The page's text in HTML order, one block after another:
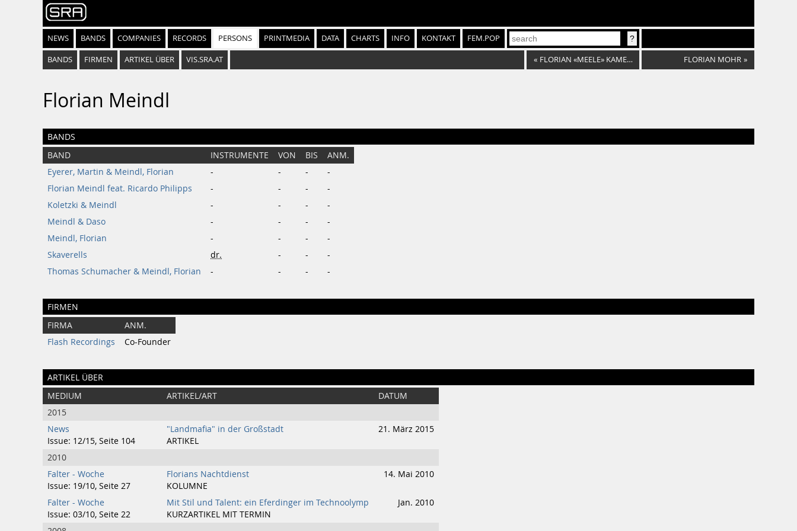
NEWS BANDS COMPANIES RECORDS PERSONS PRINTMEDIA DATA CHARTS INFO KONTAKT FEM.POP
BANDS FIRMEN ARTIKEL ÜBER VIS.SRA.AT « FLORIAN «MEELE» KAMELGER FLORIAN MOHR »
Florian Meindl
BANDS
BAND INSTRUMENTE VON BIS
ANM.
Eyerer, Martin & Meindl, Florian
- - -
-
Florian Meindl feat. Ricardo Philipps
- - -
-
Koletzki & Meindl
- - -
-
Meindl & Daso
- - -
-
Meindl, Florian
- - -
-
Skaverells
dr. - -
-
Thomas Schumacher & Meindl, Florian
- - - -
FIRMEN
FIRMA
ANM.
Flash Recordings
Co-Founder
ARTIKEL ÜBER
MEDIUM ARTIKEL/ART
DATUM
2015
News
Issue: 12/15, Seite 104
"Landmafia" in der Großstadt
ARTIKEL
21. März 2015
2010
Falter - Woche
Issue: 19/10, Seite 27
Florians Nachtdienst
KOLUMNE
14. Mai 2010
Falter - Woche
Issue: 03/10, Seite 22
Mit Stil und Talent: ein Eferdinger im Technoolymp
KURZARTIKEL MIT TERMIN
Jan. 2010